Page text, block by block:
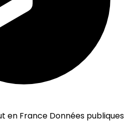
en France Données publiques